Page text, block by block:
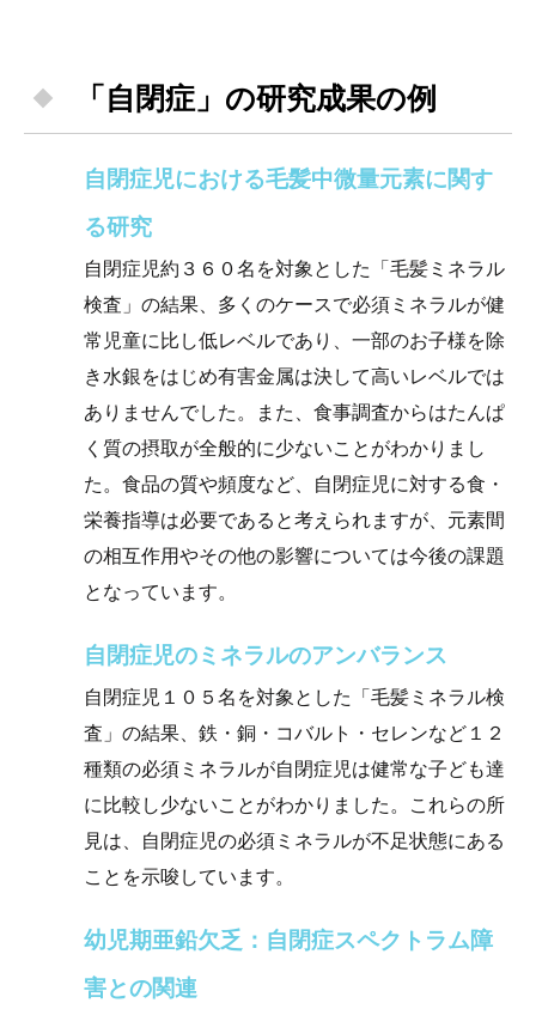
「自閉症」の研究成果の例
自閉症児における毛髪中微量元素に関す
る研究
自閉症児約３６０名を対象とした「毛髪ミネラル
検査」の結果、多くのケースで必須ミネラルが健
常児童に比し低レベルであり、一部のお子様を除
き水銀をはじめ有害金属は決して高いレベルでは
ありませんでした。また、食事調査からはたんぱ
く質の摂取が全般的に少ないことがわかりまし
た。食品の質や頻度など、自閉症児に対する食・
栄養指導は必要であると考えられますが、元素間
の相互作用やその他の影響については今後の課題
となっています。
自閉症児のミネラルのアンバランス
自閉症児１０５名を対象とした「毛髪ミネラル検
査」の結果、鉄・銅・コバルト・セレンなど１２
種類の必須ミネラルが自閉症児は健常な子ども達
に比較し少ないことがわかりました。これらの所
見は、自閉症児の必須ミネラルが不足状態にある
ことを示唆しています。
幼児期亜鉛欠乏：自閉症スペクトラム障
害との関連